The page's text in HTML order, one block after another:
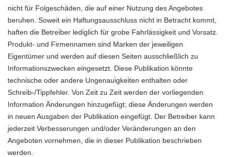
nicht für Folgeschäden, die auf einer Nutzung des Angebotes
beruhen. Soweit ein Haftungsausschluss nicht in Betracht kommt,
haften die Betreiber lediglich für grobe Fahrlässigkeit und Vorsatz.
Produkt- und Firmennamen sind Marken der jeweiligen
Eigentümer und werden auf diesen Seiten ausschließlich zu
Informationszwecken eingesetzt. Diese Publikation könnte
technische oder andere Ungenauigkeiten enthalten oder
Schreib-/Tippfehler. Von Zeit zu Zeit werden der vorliegenden
Information Änderungen hinzugefügt; diese Änderungen werden
in neuen Ausgaben der Publikation eingefügt. Der Betreiber kann
jederzeit Verbesserungen und/oder Veränderungen an den
Angeboten vornehmen, die in dieser Publikation beschrieben
werden.